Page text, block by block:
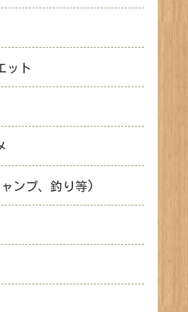
ット
ンプ、釣り等)